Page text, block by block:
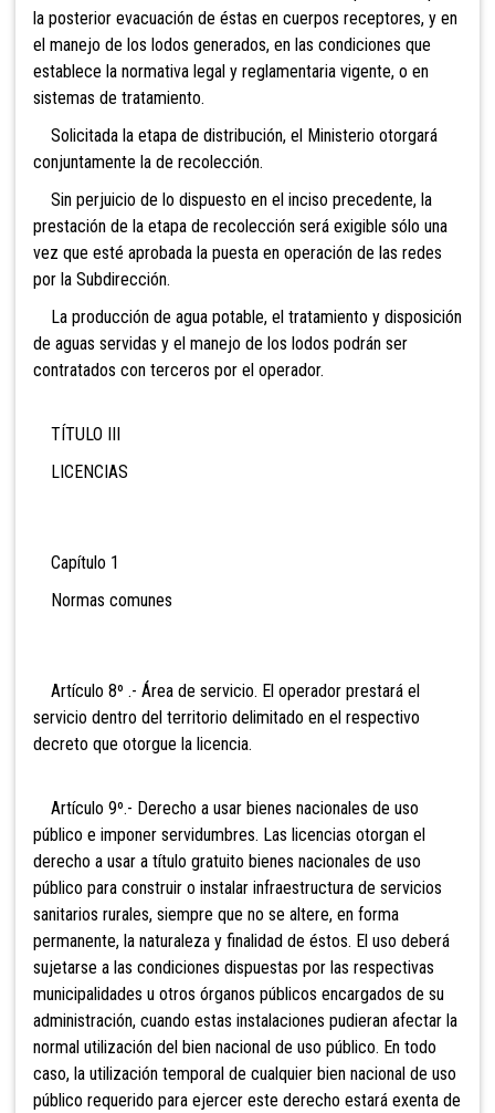
la posterior evacuación de éstas en cuerpos receptores, y en
el manejo de los lodos generados, en las condiciones que
establece la normativa legal y reglamentaria vigente, o en
sistemas de tratamiento.
Solicitada la etapa de distribución, el Ministerio otorgará
conjuntamente la de recolección.
Sin perjuicio de lo dispuesto en el inciso precedente, la
prestación de la etapa de recolección será exigible sólo una
vez que esté aprobada la puesta en operación de las redes
por la Subdirección.
La producción de agua potable, el tratamiento y disposición
de aguas servidas y el manejo de los lodos podrán ser
contratados con terceros por el operador.
TÍTULO III
LICENCIAS
Capítulo 1
Normas comunes
Artículo 8º .- Área de servicio. El operador prestará el
servicio dentro del territorio delimitado en el respectivo
decreto que otorgue la licencia.
Artículo 9º.- Derecho a usar bienes nacionales de uso
público e imponer servidumbres. Las licencias otorgan el
derecho a usar a título gratuito bienes nacionales de uso
público para construir o instalar infraestructura de servicios
sanitarios rurales, siempre que no se altere, en forma
permanente, la naturaleza y finalidad de éstos. El uso deberá
sujetarse a las condiciones dispuestas por las respectivas
municipalidades u otros órganos públicos encargados de su
administración, cuando estas instalaciones pudieran afectar la
normal utilización del bien nacional de uso público. En todo
caso, la utilización temporal de cualquier bien nacional de uso
público requerido para ejercer este derecho estará exenta de